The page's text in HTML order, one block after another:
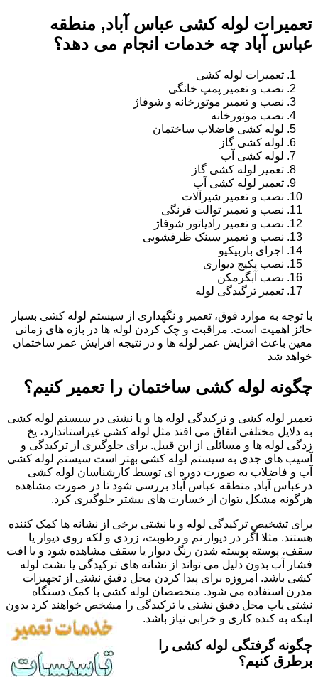
تعمیرات لوله کشی عباس آباد, منطقه
عباس آباد چه خدمات انجام می دهد؟
تعمیرات لوله کشی
نصب و تعمیر پمپ خانگی
نصب و تعمیر موتورخانه و شوفاژ
نصب موتورخانه
لوله کشی فاضلاب ساختمان
لوله کشی گاز
لوله کشی آب
تعمیر لوله کشی گاز
تعمیر لوله کشی آب
نصب و تعمیر شیرآلات
نصب و تعمیر توالت فرنگی
نصب و تعمیر رادیاتور شوفاژ
نصب و تعمیر سینک ظرفشویی
اجرای باربیکیو
نصب پکیج دیواری
نصب آبگرمکن
تعمیر ترگیدگی لوله
با توجه به موارد فوق، تعمیر و نگهداری از سیستم لوله کشی بسیار
حائز اهمیت است. مراقبت و چک کردن لوله ها در بازه های زمانی
معین باعث افزایش عمر لوله ها و در نتیجه افزایش عمر ساختمان
خواهد شد
چگونه لوله کشی ساختمان را تعمیر کنیم؟
تعمیر لوله کشی و ترکیدگی لوله ها و یا نشتی در سیستم لوله کشی
به دلایل مختلفی اتفاق می افتد مثل لوله کشی غیراستاندارد، یخ
زدگی لوله ها و مسائلی از این قبیل. برای جلوگیری از ترکیدگی و
آسیب های جدی به سیستم لوله کشی بهتر است سیستم لوله کشی
آب و فاضلاب به صورت دوره ای توسط کارشناسان لوله کشی
درعباس آباد, منطقه عباس آباد بررسی شود تا در صورت مشاهده
هرگونه مشکل بتوان از خسارت های بیشتر جلوگیری کرد.
برای تشخیص ترکیدگی لوله و یا نشتی برخی از نشانه ها کمک کننده
هستند. مثلا اگر در دیوار نم و رطوبت، زردی و لکه روی دیوار یا
سقف، پوسته پوسته شدن رنگ دیوار یا سقف مشاهده شود و یا افت
فشار آب بدون دلیل می تواند از نشانه های ترکیدگی یا نشت لوله
کشی باشد. امروزه برای پیدا کردن محل دقیق نشتی از تجهیزات
مدرن استفاده می شود. متخصصان لوله کشی با کمک دستگاه
نشتی یاب محل دقیق نشتی یا ترکیدگی را مشخص خواهند کرد بدون
اینکه به کنده کاری و خرابی نیاز باشد.
چگونه گرفتگی لوله کشی را
برطرق کنیم؟